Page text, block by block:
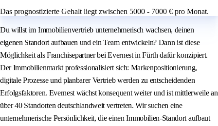
Das prognostizierte Gehalt liegt zwischen 5000 - 7000 € pro Monat.
Du willst im Immobilienvertrieb unternehmerisch wachsen, deinen
eigenen Standort aufbauen und ein Team entwickeln? Dann ist diese
Möglichkeit als Franchisepartner bei Evernest in Fürth dafür konzipiert.
Der Immobilienmarkt professionalisiert sich: Markenpositionierung,
digitale Prozesse und planbarer Vertrieb werden zu entscheidenden
Erfolgsfaktoren. Evernest wächst konsequent weiter und ist mittlerweile an
über 40 Standorten deutschlandweit vertreten. Wir suchen eine
unternehmerische Persönlichkeit, die einen Immobilien-Standort aufbaut